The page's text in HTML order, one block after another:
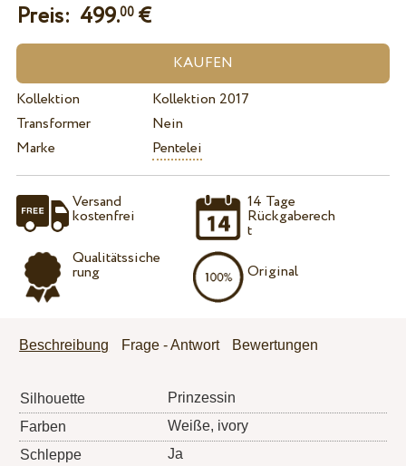
Preis: 499.00€
Kollektion
Kollektion 2017
Transformer
Nein
Marke
Pentelei
Versand
kostenfrei
Qualitätssiche
rung
14 Tage
Rückgaberech
t
Original
Beschreibung Frage - Antwort Bewertungen
Silhouette
Prinzessin
Farben
Weiße, ivory
Schleppe
Ja